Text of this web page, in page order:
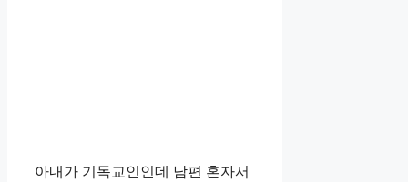
아내가 기독교인인데 남편 혼자서